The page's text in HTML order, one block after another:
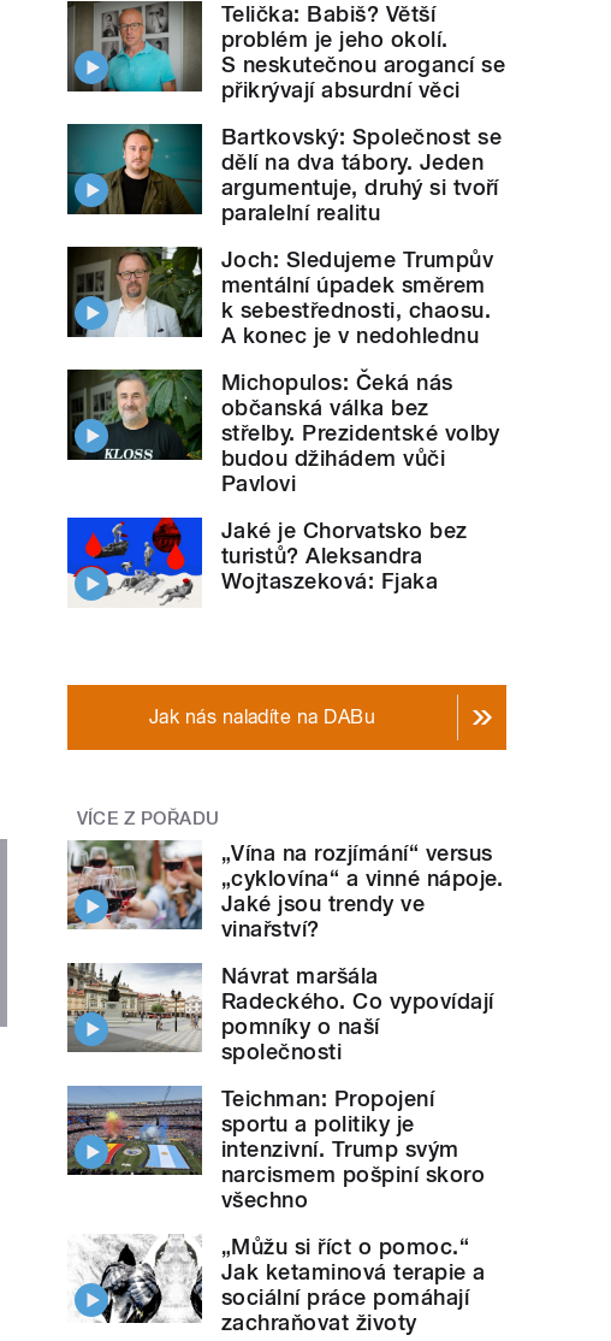
Telička: Babiš? Větší
problém je jeho okolí.
S neskutečnou arogancí se
přikrývají absurdní věci
Bartkovský: Společnost se
dělí na dva tábory. Jeden
argumentuje, druhý si tvoří
paralelní realitu
Joch: Sledujeme Trumpův
mentální úpadek směrem
k sebestřednosti, chaosu.
A konec je v nedohlednu
Michopulos: Čeká nás
občanská válka bez
střelby. Prezidentské volby
budou džihádem vůči
Pavlovi
Jaké je Chorvatsko bez
turistů? Aleksandra
Wojtaszeková: Fjaka
Jak nás naladíte na DABu
VÍCE Z POŘADU
„Vína na rozjímání“ versus
„cyklovína“ a vinné nápoje.
Jaké jsou trendy ve
vinařství?
Návrat maršála
Radeckého. Co vypovídají
pomníky o naší
společnosti
Teichman: Propojení
sportu a politiky je
intenzivní. Trump svým
narcismem pošpiní skoro
všechno
„Můžu si říct o pomoc.“
Jak ketaminová terapie a
sociální práce pomáhají
zachraňovat životy